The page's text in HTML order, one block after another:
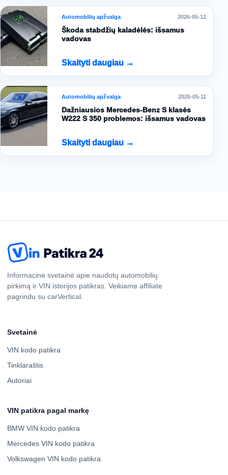
Automobilių apžvalga 2026-05-12
Škoda stabdžių kaladėlės: išsamus
vadovas
Skaityti daugiau →
Automobilių apžvalga 2026-05-11
Dažniausios Mercedes-Benz S klasės
W222 S 350 problemos: išsamus vadovas
Skaityti daugiau →
Informacinė svetainė apie naudotų automobilių
pirkimą ir VIN istorijos patikras. Veikiame affiliate
pagrindu su carVertical.
Svetainė
VIN kodo patikra
Tinklaraštis
Autoriai
VIN patikra pagal markę
BMW VIN kodo patikra
Mercedes VIN kodo patikra
Volkswagen VIN kodo patikra